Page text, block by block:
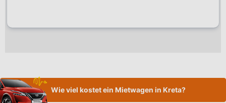
Wie viel kostet ein Mietwagen in Kreta?